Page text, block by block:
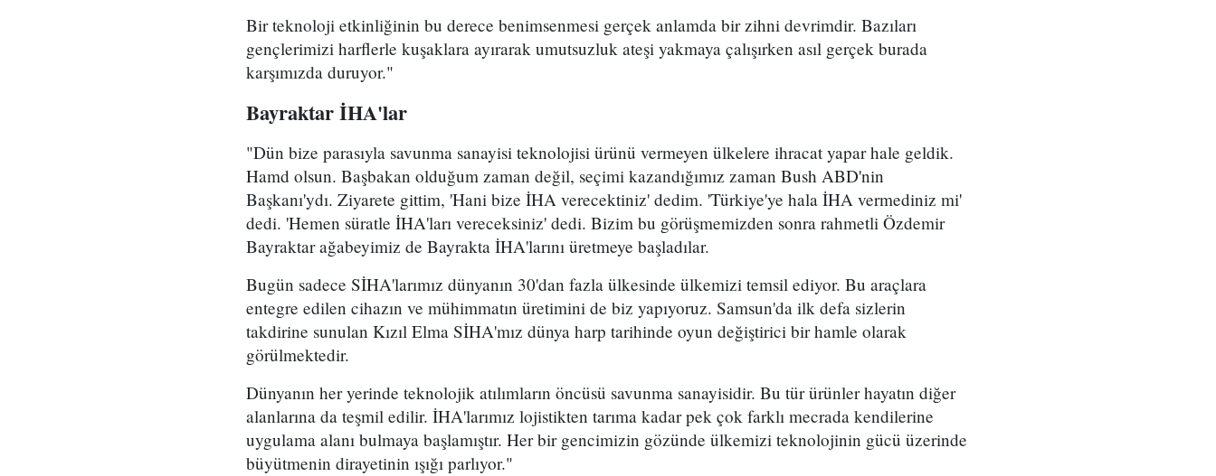
Bir teknoloji etkinliğinin bu derece benimsenmesi gerçek anlamda bir zihni devrimdir. Bazıları
gençlerimizi harflerle kuşaklara ayırarak umutsuzluk ateşi yakmaya çalışırken asıl gerçek burada
karşımızda duruyor."
Bayraktar İHA'lar
"Dün bize parasıyla savunma sanayisi teknolojisi ürünü vermeyen ülkelere ihracat yapar hale geldik.
Hamd olsun. Başbakan olduğum zaman değil, seçimi kazandığımız zaman Bush ABD'nin
Başkanı'ydı. Ziyarete gittim, 'Hani bize İHA verecektiniz' dedim. 'Türkiye'ye hala İHA vermediniz mi'
dedi. 'Hemen süratle İHA'ları vereceksiniz' dedi. Bizim bu görüşmemizden sonra rahmetli Özdemir
Bayraktar ağabeyimiz de Bayrakta İHA'larını üretmeye başladılar.
Bugün sadece SİHA'larımız dünyanın 30'dan fazla ülkesinde ülkemizi temsil ediyor. Bu araçlara
entegre edilen cihazın ve mühimmatın üretimini de biz yapıyoruz. Samsun'da ilk defa sizlerin
takdirine sunulan Kızıl Elma SİHA'mız dünya harp tarihinde oyun değiştirici bir hamle olarak
görülmektedir.
Dünyanın her yerinde teknolojik atılımların öncüsü savunma sanayisidir. Bu tür ürünler hayatın diğer
alanlarına da teşmil edilir. İHA'larımız lojistikten tarıma kadar pek çok farklı mecrada kendilerine
uygulama alanı bulmaya başlamıştır. Her bir gencimizin gözünde ülkemizi teknolojinin gücü üzerinde
büyütmenin dirayetinin ışığı parlıyor."